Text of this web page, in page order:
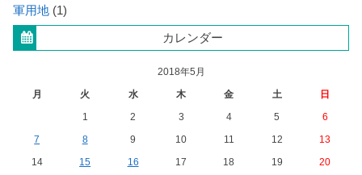
軍用地 (1)
カレンダー
2018年5月
月
火 水 木 金 土
日
1
2 3 4 5
6
7
8 9 10 11 12
13
14
15 16 17 18 19
20